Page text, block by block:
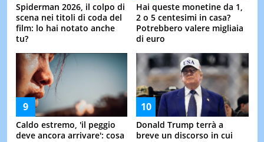
Spiderman 2026, il colpo di
scena nei titoli di coda del
film: lo hai notato anche
tu?
Hai queste monetine da 1,
2 o 5 centesimi in casa?
Potrebbero valere migliaia
di euro
Caldo estremo, 'il peggio
deve ancora arrivare': cosa
Donald Trump terrà a
breve un discorso in cui